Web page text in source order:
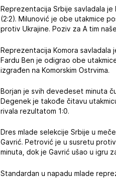
Reprezentacija Srbije savladala
(2:2). Milunović je obe utakmice
protiv Ukrajine. Poziv za A tim
Reprezentacija Komora savladala
Fardu Ben je odigrao obe
izgrađen na Komorskim Ostrvima.
Borjan je svih devedeset minuta
Degenek je takođe čitavu
rivala rezultatom 1:0.
Dres mlade selekcije Srbije u
Gavrić. Petrović je u susretu
minuta, dok je Gavrić ušao u igru
Standardan u napadu mlade